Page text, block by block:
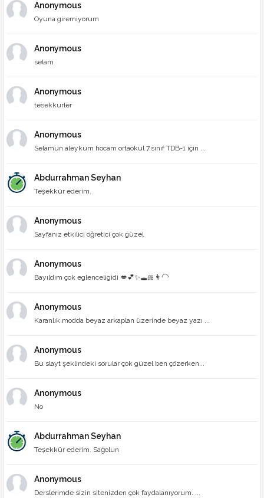
Anonymous
Oyuna giremiyorum
Anonymous
selam
Anonymous
tesekkurler
Anonymous
Selamun aleyküm hocam ortaokul 7.sınıf TDB-1 için ...
Abdurrahman Seyhan
Teşekkür ederim.
Anonymous
Sayfanız etkilici öğretici çok güzel
Anonymous
Bayıldım çok eglenceligidi 💋💕✨🕳🎀👨‍🦲
Anonymous
Karanlık modda beyaz arkaplan üzerinde beyaz yazı ...
Anonymous
Bu slayt şeklindeki sorular çok güzel ben çözerken...
Anonymous
No
Abdurrahman Seyhan
Teşekkür ederim. Sağolun
Anonymous
Derslerimde sizin sitenizden çok faydalanıyorum. ...